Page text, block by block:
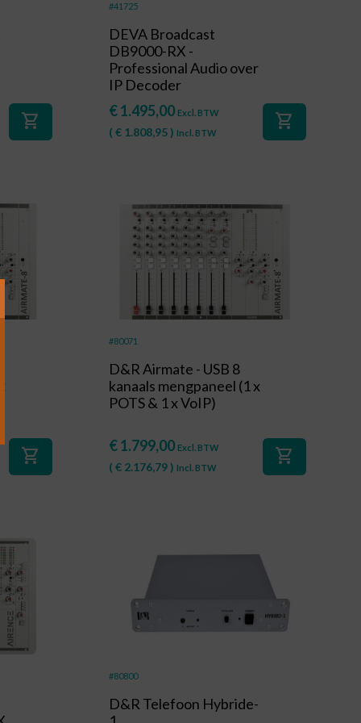
shopping_cart
#41725
DEVA Broadcast
DB9000-RX -
Professional Audio over
IP Decoder
€1.495,00 Excl. BTW
( €1.808,95) Incl. BTW
shopping_cart
shopping_cart
#80071
D&R Airmate - USB 8
kanaals mengpaneel (1 x
POTS & 1 x VoIP)
€1.799,00 Excl. BTW
( €2.176,79) Incl. BTW
shopping_cart
#80800
D&R Telefoon Hybride-